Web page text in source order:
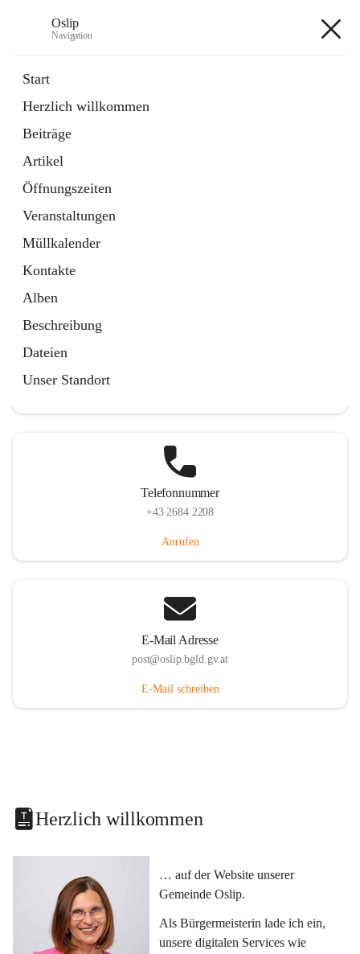
Oslip
Navigation
Start
Herzlich willkommen
Beiträge
Artikel
Öffnungszeiten
Veranstaltungen
Müllkalender
Kontakte
Alben
Beschreibung
Dateien
Unser Standort
Externe Webseite
in
Tab
Bundeskanzleramt Österreich
Externe Webseite
öffnet
in
neuem
Tab
Telefonnummer
+43 2684 2208
Anrufen
E-Mail Adresse
post@oslip.bgld.gv.at
E-Mail schreiben
Herzlich willkommen
… auf der Website unserer
Gemeinde Oslip.
Als Bürgermeisterin lade ich ein,
unsere digitalen Services wie